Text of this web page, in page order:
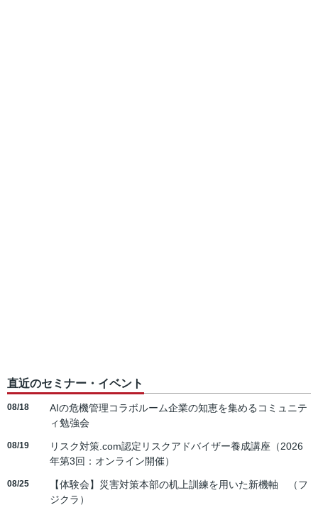
直近のセミナー・イベント
08/18
AIの危機管理コラボルーム企業の知恵を集めるコミュニテ
ィ勉強会
08/19
リスク対策.com認定リスクアドバイザー養成講座（2026
年第3回：オンライン開催）
08/25
【体験会】災害対策本部の机上訓練を用いた新機軸 （フ
ジクラ）